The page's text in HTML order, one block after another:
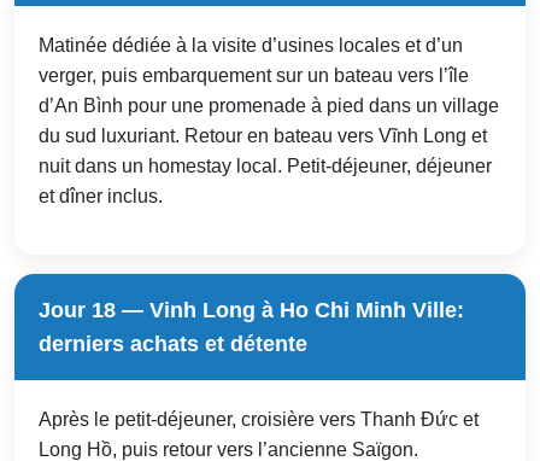
Matinée dédiée à la visite d’usines locales et d’un
verger, puis embarquement sur un bateau vers l’île
d’An Bình pour une promenade à pied dans un village
du sud luxuriant. Retour en bateau vers Vĩnh Long et
nuit dans un homestay local. Petit-déjeuner, déjeuner
et dîner inclus.
Jour 18 — Vinh Long à Ho Chi Minh Ville:
derniers achats et détente
Après le petit-déjeuner, croisière vers Thanh Đức et
Long Hồ, puis retour vers l’ancienne Saïgon.